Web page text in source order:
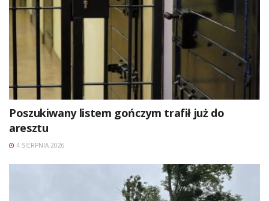
Poszukiwany listem gończym trafił już do
aresztu
4 SIERPNIA 2026